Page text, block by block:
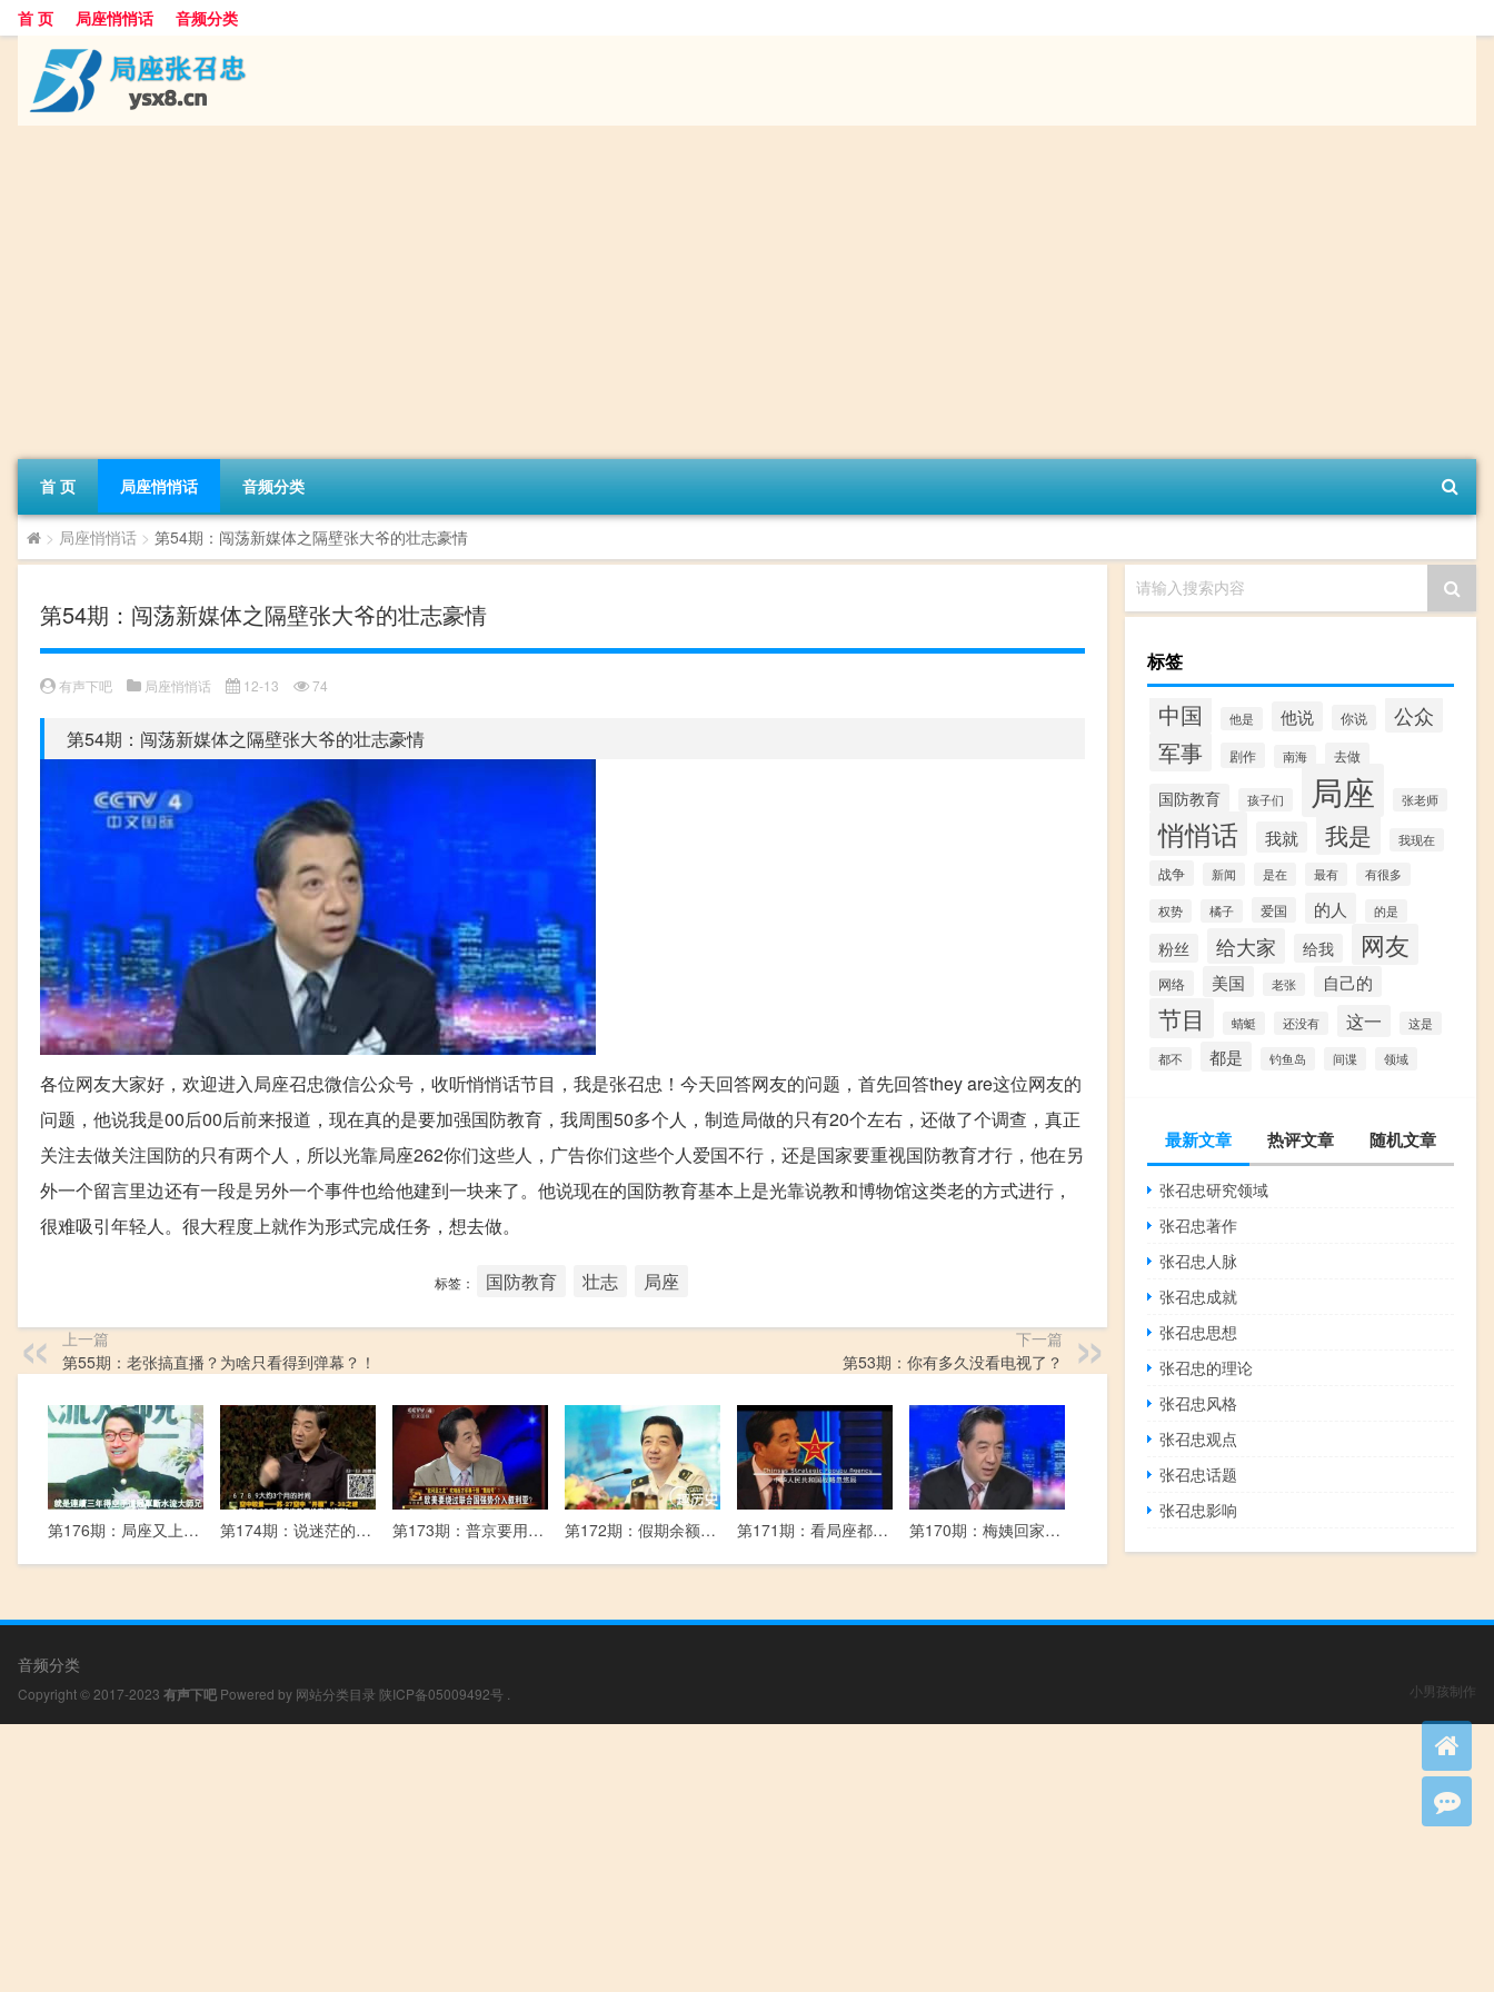
首 页 局座悄悄话 音频分类
首 页 局座悄悄话 音频分类
> 局座悄悄话 > 第54期：闯荡新媒体之隔壁张大爷的壮志豪情
第54期：闯荡新媒体之隔壁张大爷的壮志豪情
有声下吧 局座悄悄话 12-13 74
第54期：闯荡新媒体之隔壁张大爷的壮志豪情
各位网友大家好，欢迎进入局座召忠微信公众号，收听悄悄话节目，我是张召忠！今天回答网友的问题，首先回答they are这位网友的
问题，他说我是00后00后前来报道，现在真的是要加强国防教育，我周围50多个人，制造局做的只有20个左右，还做了个调查，真正
关注去做关注国防的只有两个人，所以光靠局座262你们这些人，广告你们这些个人爱国不行，还是国家要重视国防教育才行，他在另
外一个留言里边还有一段是另外一个事件也给他建到一块来了。他说现在的国防教育基本上是光靠说教和博物馆这类老的方式进行，
很难吸引年轻人。很大程度上就作为形式完成任务，想去做。
标签： 国防教育 壮志 局座
上一篇
第55期：老张搞直播？为啥只看得到弹幕？！
下一篇
第53期：你有多久没看电视了？
第176期：局座又上了微博热搜，中美贸易战真的打响了 第174期：说迷茫的同学，都没好好看书吧～ 第173期：普京要用核动力巡航导弹全球打击，这事儿靠谱儿吗？ 第172期：假期余额严重不足且充值无效时~ 来找局座玩耍吧~ 第171期：看局座都把粉丝宠成什么样了？ 第170期：梅姨回家了，距离把《三年模拟五年高考》带回英国还有多远？
请输入搜索内容
标签
中国 他是 他说 你说 公众
军事 剧作 南海 去做
国防教育 孩子们 局座 张老师
悄悄话 我就 我是 我现在
战争 新闻 是在 最有 有很多
权势 橘子 爱国 的人 的是
粉丝 给大家 给我 网友
网络 美国 老张 自己的
节目 蜻蜓 还没有 这一 这是
都不 都是 钓鱼岛 间谍 领域
最新文章 热评文章 随机文章
张召忠研究领域
张召忠著作
张召忠人脉
张召忠成就
张召忠思想
张召忠的理论
张召忠风格
张召忠观点
张召忠话题
张召忠影响
音频分类
Copyright © 2017-2023 有声下吧 Powered by 网站分类目录 陕ICP备05009492号 小男孩制作